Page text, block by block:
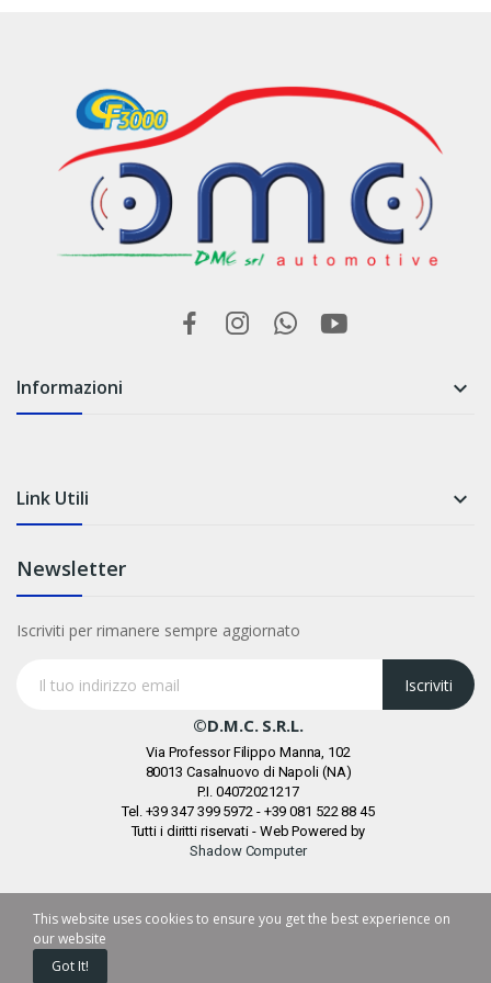
Informazioni 
Link Utili 
Newsletter
Iscriviti per rimanere sempre aggiornato
Iscriviti
©D.M.C. S.r.l.
Via Professor Filippo Manna, 102
80013 Casalnuovo di Napoli (NA)
P.I. 04072021217
Tel. +39 347 399 5972 - +39 081 522 88 45
Tutti i diritti riservati - Web Powered by
Shadow Computer
This website uses cookies to ensure you get the best experience on
our website
Got It!